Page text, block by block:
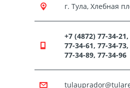
г. Тула, Хлебная
+7 (4872) 77-34-
77-34-61, 77-34-
77-34-89, 77-34-96